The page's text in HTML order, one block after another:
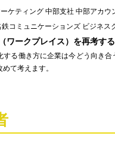
ーケティング 中部支社 中部アカウ
鉄コミュニケーションズ ビジネ
ワークプレイス）を再考する
する働き方に企業は今どう向き
て考えます。